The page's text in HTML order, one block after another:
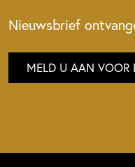
Nieuwsbrief
MELD U AAN VOOR